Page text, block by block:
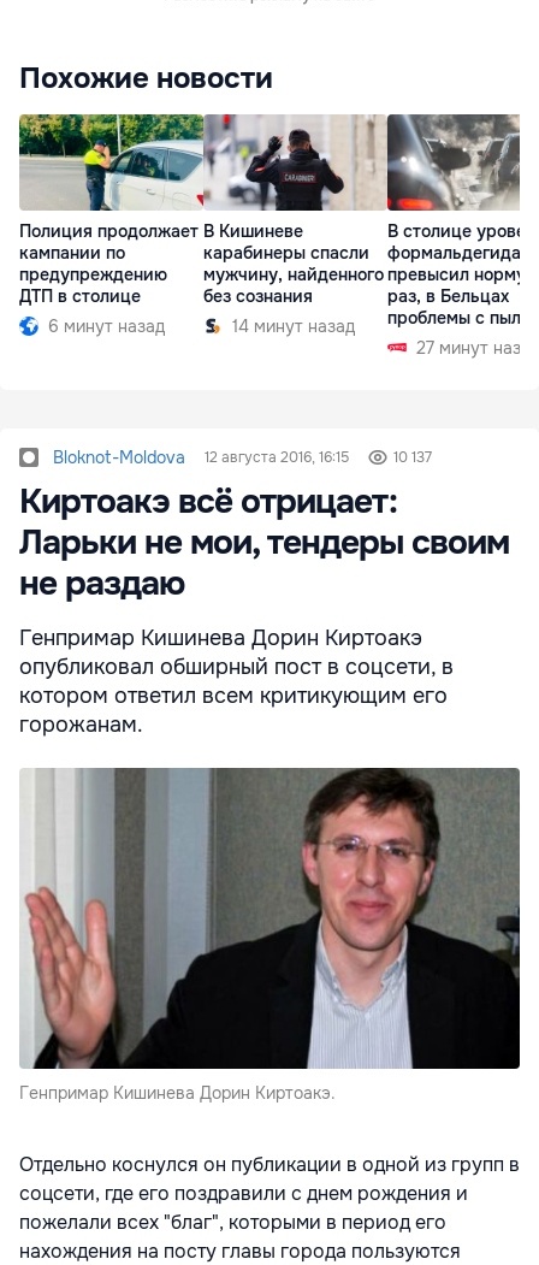
Похожие новости
Полиция продолжает
кампании по
предупреждению
ДТП в столице
6 минут назад
В Кишиневе
карабинеры спасли
мужчину, найденного
без сознания
14 минут назад
В столице
формальдегида
превысил норму
раз, в Бельцах
проблемы с
27 минут назад
Bloknot-Moldova 12 августа 2016, 16:15 10 137
Киртоакэ всё отрицает:
Ларьки не мои, тендеры своим
не раздаю
Генпримар Кишинева Дорин Киртоакэ
опубликовал обширный пост в соцсети, в
котором ответил всем критикующим его
горожанам.
Генпримар Кишинева Дорин Киртоакэ.
Отдельно коснулся он публикации в одной из групп в
соцсети, где его поздравили с днем рождения и
пожелали всех "благ", которыми в период его
нахождения на посту главы города пользуются